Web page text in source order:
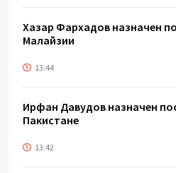
Хазар Фархадов назначен
Малайзии
13:44
Ирфан Давудов назначен
Пакистане
13:42